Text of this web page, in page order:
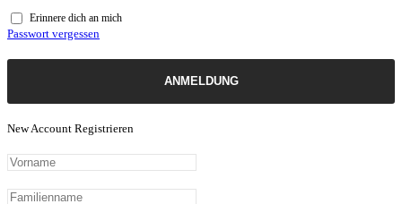
Erinnere dich an mich
Passwort vergessen
ANMELDUNG
New Account Registrieren